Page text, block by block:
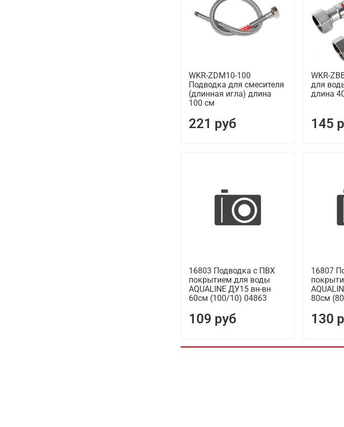
WKR-ZDM10-100
Подводка для смесителя
(длинная игла) длина
100 см
221 руб
WKR-
для
длина
145
16803 Подводка с ПВХ
покрытием для воды
AQUALINE ДУ15 вн-вн
60см (100/10) 04863
109 руб
16807
80см
130